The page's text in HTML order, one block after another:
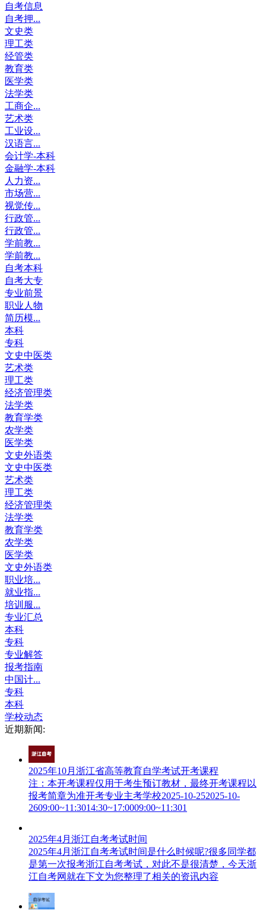
自考信息
自考押...
文史类
理工类
经管类
教育类
医学类
法学类
工商企...
艺术类
工业设...
汉语言...
会计学-本科
金融学-本科
人力资...
市场营...
视觉传...
行政管...
行政管...
学前教...
学前教...
自考本科
自考大专
专业前景
职业人物
简历模...
本科
专科
文史中医类
艺术类
理工类
经济管理类
法学类
教育学类
农学类
医学类
文史外语类
文史中医类
艺术类
理工类
经济管理类
法学类
教育学类
农学类
医学类
文史外语类
职业培...
就业指...
培训服...
专业汇总
本科
专科
专业解答
报考指南
中国计...
专科
本科
学校动态
近期新闻:
2025年10月浙江省高等教育自学考试开考课程
注：本开考课程仅用于考生预订教材，最终开考课程以
报考简章为准开考专业主考学校2025-10-252025-10-
2609:00~11:3014:30~17:0009:00~11:301
2025年4月浙江自考考试时间
2025年4月浙江自考考试时间是什么时候呢?很多同学都
是第一次报考浙江自考考试，对此不是很清楚，今天浙
江自考网就在下文为您整理了相关的资讯内容